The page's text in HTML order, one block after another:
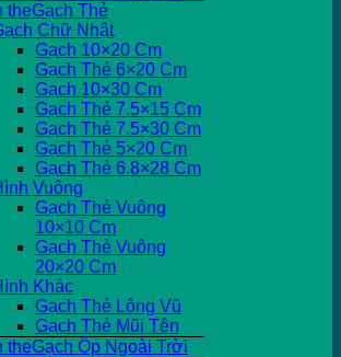
Gạch Thẻ
Chữ Nhật
Gạch 10×20 Cm
Gạch Thẻ 6×20 Cm
Gạch 10×30 Cm
Gạch Thẻ 7.5×15 Cm
Gạch Thẻ 7.5×30 Cm
Gạch Thẻ 5×20 Cm
Gạch Thẻ 6.8×28 Cm
Vuông
Gạch Thẻ Vuông
10×10 Cm
Gạch Thẻ Vuông
20×20 Cm
Khác
Gạch Thẻ Lông Vũ
Gạch Thẻ Mũi Tên
Gạch Ốp Ngoài Trời